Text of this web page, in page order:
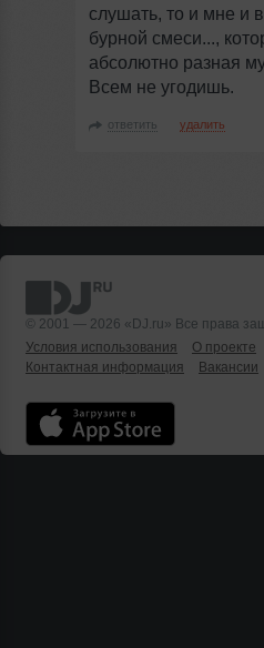
слушать, то и мне и
бурной смеси...,
абсолютно разная
Всем не угодишь.
ответить удалить
© 2001 — 2026 «DJ.ru» Все права
Условия использования
О проекте
Контактная информация
Вакансии